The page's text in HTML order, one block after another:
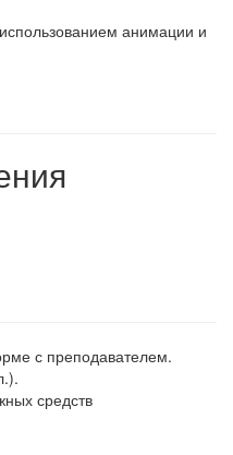
анимации и
с преподавателем.
средств